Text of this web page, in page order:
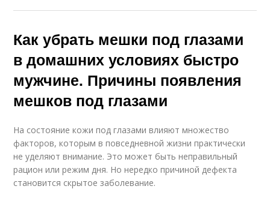
Как убрать мешки под глазами
в домашних условиях быстро
мужчине. Причины появления
мешков под глазами
На состояние кожи под глазами влияют множество
факторов, которым в повседневной жизни практически
не уделяют внимание. Это может быть неправильный
рацион или режим дня. Но нередко причиной дефекта
становится скрытое заболевание.